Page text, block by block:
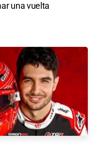
una vuelta